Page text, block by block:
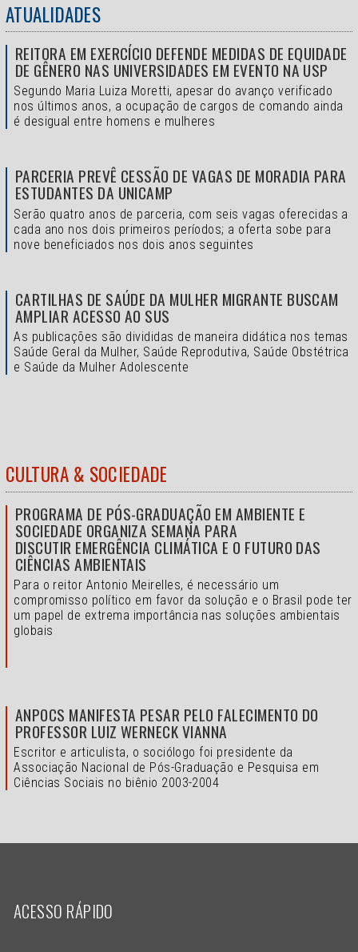
ATUALIDADES
REITORA EM EXERCÍCIO DEFENDE MEDIDAS DE EQUIDADE
DE GÊNERO NAS UNIVERSIDADES EM EVENTO NA USP
Segundo Maria Luiza Moretti, apesar do avanço verificado
nos últimos anos, a ocupação de cargos de comando ainda
é desigual entre homens e mulheres
PARCERIA PREVÊ CESSÃO DE VAGAS DE MORADIA PARA
ESTUDANTES DA UNICAMP
Serão quatro anos de parceria, com seis vagas oferecidas a
cada ano nos dois primeiros períodos; a oferta sobe para
nove beneficiados nos dois anos seguintes
CARTILHAS DE SAÚDE DA MULHER MIGRANTE BUSCAM
AMPLIAR ACESSO AO SUS
As publicações são divididas de maneira didática nos temas
Saúde Geral da Mulher, Saúde Reprodutiva, Saúde Obstétrica
e Saúde da Mulher Adolescente
CULTURA & SOCIEDADE
PROGRAMA DE PÓS-GRADUAÇÃO EM AMBIENTE E
SOCIEDADE ORGANIZA SEMANA PARA
DISCUTIR EMERGÊNCIA CLIMÁTICA E O FUTURO DAS
CIÊNCIAS AMBIENTAIS
Para o reitor Antonio Meirelles, é necessário um
compromisso político em favor da solução e o Brasil pode ter
um papel de extrema importância nas soluções ambientais
globais
ANPOCS MANIFESTA PESAR PELO FALECIMENTO DO
PROFESSOR LUIZ WERNECK VIANNA
Escritor e articulista, o sociólogo foi presidente da
Associação Nacional de Pós-Graduação e Pesquisa em
Ciências Sociais no biênio 2003-2004
ACESSO RÁPIDO